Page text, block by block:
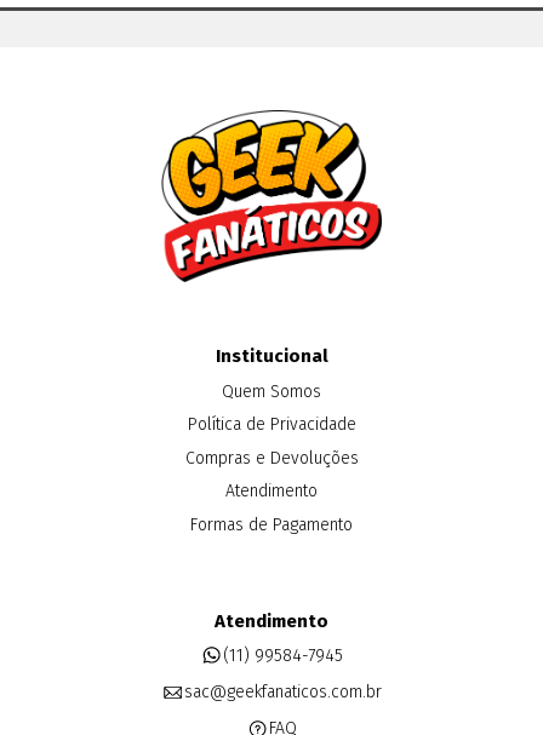
Institucional
Quem Somos
Política de Privacidade
Compras e Devoluções
Atendimento
Formas de Pagamento
Atendimento
(11) 99584-7945
sac@geekfanaticos.com.br
FAQ